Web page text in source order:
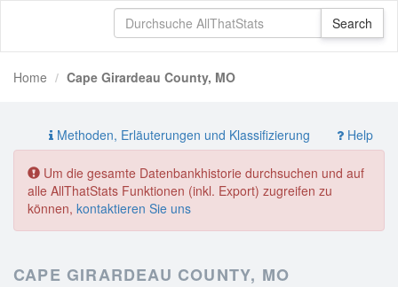
Home Cape Girardeau County, MO
Methoden, Erläuterungen und Klassifizierung Help
Um die gesamte Datenbankhistorie durchsuchen und auf
alle AllThatStats Funktionen (inkl. Export) zugreifen zu
können, kontaktieren Sie uns
CAPE GIRARDEAU COUNTY, MO